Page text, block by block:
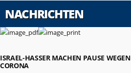
NACHRICHTEN
ISRAEL-HASSER MACHEN PAUSE WEGEN
CORONA